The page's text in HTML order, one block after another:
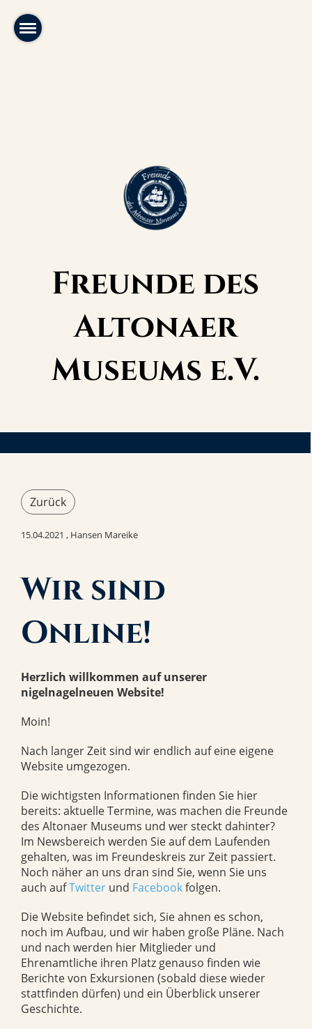
Freunde des
Altonaer
Museums e.V.
Zurück
15.04.2021 , Hansen Mareike
Wir sind
Online!
Herzlich willkommen auf unserer
nigelnagelneuen Website!
Moin!
Nach langer Zeit sind wir endlich auf eine eigene
Website umgezogen.
Die wichtigsten Informationen finden Sie hier
bereits: aktuelle Termine, was machen die Freunde
des Altonaer Museums und wer steckt dahinter?
Im Newsbereich werden Sie auf dem Laufenden
gehalten, was im Freundeskreis zur Zeit passiert.
Noch näher an uns dran sind Sie, wenn Sie uns
auch aufTwitter und Facebookfolgen.
Die Website befindet sich, Sie ahnen es schon,
noch im Aufbau, und wir haben große Pläne. Nach
und nach werden hier Mitglieder und
Ehrenamtliche ihren Platz genauso finden wie
Berichte von Exkursionen (sobald diese wieder
stattfinden dürfen) und ein Überblick unserer
Geschichte.